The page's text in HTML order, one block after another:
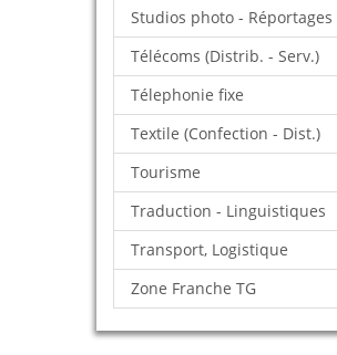
Studios photo - Réportages
Télécoms (Distrib. - Serv.)
Télephonie fixe
Textile (Confection - Dist.)
Tourisme
Traduction - Linguistiques
Transport, Logistique
Zone Franche TG